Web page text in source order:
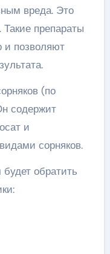
вреда. Это
Такие препараты
и позволяют
(по
содержит
и
сорняков.
обратить